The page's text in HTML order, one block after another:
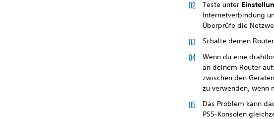
Teste unter
Internetverbindung
Überprüfe die
Schalte deinen
Wenn du eine
an deinem Router
zwischen den
zu verwenden, wenn
Das Problem kann
PS5-Konsolen